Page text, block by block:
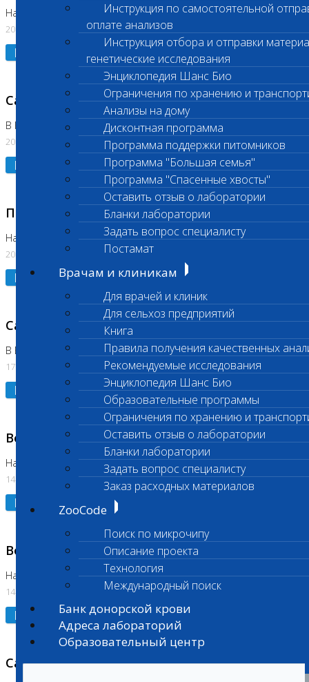
Инструкция по самостоятельной
оплате анализов
Инструкция отбора и отправки
генетические исследования
Энциклопедия Шанс Био
Ограничения по хранению и
Анализы на дому
Дисконтная программа
Программа поддержки питомников
Программа "Большая семья"
Программа "Спасенные хвосты"
Оставить отзыв о лаборатории
Бланки лаборатории
Задать вопрос специалисту
Постамат
Врачам и клиникам
Для врачей и клиник
Для сельхоз предприятий
Книга
Правила получения качественных
Рекомендуемые исследования
Энциклопедия Шанс Био
Образовательные программы
Ограничения по хранению и
Оставить отзыв о лаборатории
Бланки лаборатории
Задать вопрос специалисту
Заказ расходных материалов
ZooCode
Поиск по микрочипу
Описание проекта
Технология
Международный поиск
Банк донорской крови
Адреса лабораторий
Образовательный центр
На Нагорной
20.07.2026
Подробнее
Санитарный день
В Коломне 20.07.2026
20.07.2026
Подробнее
Приостановлено выполнение исследования
На Нагорной
20.07.2026
Подробнее
Санитарный день
В Бутово
17.07.2026
Подробнее
Возобновлено выполнение исследования
На Нагорной (Код 961, 962)
14.07.2026
Подробнее
Возобновлено выполнение исследования
На Нагорной (Код 157)
14.07.2026
Подробнее
Санитарный день